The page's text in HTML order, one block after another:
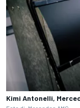
Kimi Antonelli,